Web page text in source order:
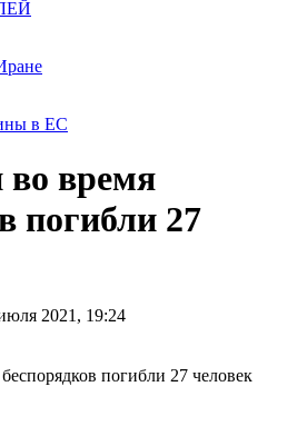
в ЕС
во время
погибли 27
2021, 19:24